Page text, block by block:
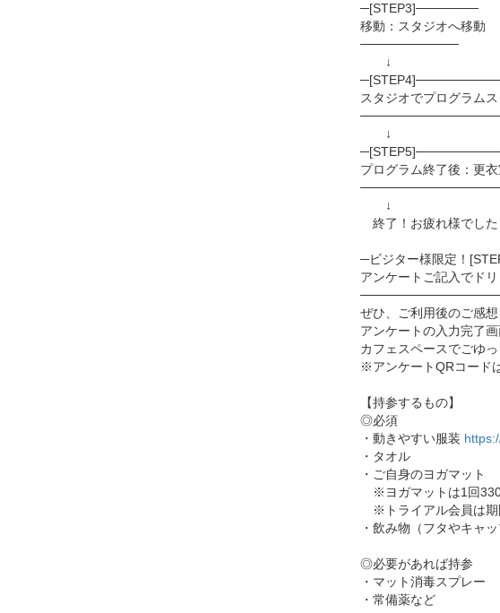
─[STEP3]───────
移動：スタジオへ移動
───────────
↓
スタジオでプログラムス
↓
プログラム終了後：更
↓
終了！お疲れ様でした
─ビジター様限定！
アンケートご記入でドリ
ぜひ、ご利用後のご感想
アンケートの入力完了
カフェスペースでごゆ
※アンケートQRコード
【持参するもの】
◎必須
・動きやすい服装
・タオル
・ご自身のヨガマット
※ヨガマットは1回330
※トライアル会員は期
・飲み物（フタやキャ
◎必要があれば持参
・マット消毒スプレー
・常備薬など